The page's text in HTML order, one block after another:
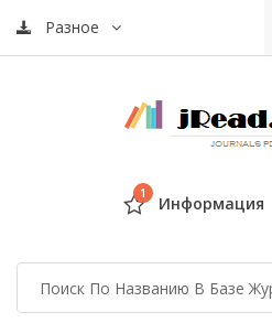
Разное
1 Информация